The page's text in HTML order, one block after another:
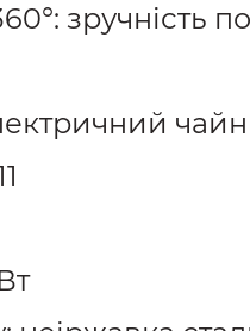
зручність